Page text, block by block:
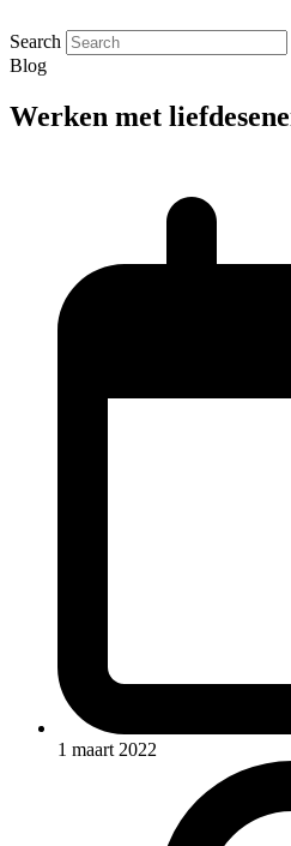
Search
Blog
Werken met
1 maart 2022